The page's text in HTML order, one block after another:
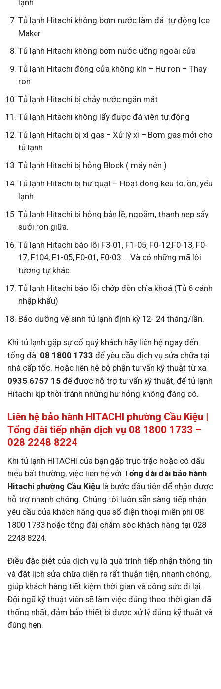
lạnh
Tủ lạnh Hitachi không bơm nước làm đá tự động Ice
Maker
Tủ lạnh Hitachi không bơm nước uống ngoài cửa
Tủ lạnh Hitachi đóng cửa không kín – Hư ron – Thay
ron
Tủ lạnh Hitachi bị chảy nước ngăn mát
Tủ lạnh Hitachi không lấy được đá viên tự động
Tủ lạnh Hitachi bị xì gas – Xử lý xì – Bơm gas mới cho
tủ lạnh
Tủ lạnh Hitachi bị hỏng Block ( máy nén )
Tủ lạnh Hitachi bị hư quạt – Hoạt động kêu to, ồn, yếu
lạnh
Tủ lạnh Hitachi bị hỏng bản lề, ngoằm, thanh nẹp sấy
sưởi ron giữa.
Tủ lạnh Hitachi báo lỗi F3-01, F1-05, F0-12,F0-13, F0-
17, F104, F1-05, F0-01, F0-03…. Và có những mã lỗi
tương tự khác.
Tủ lạnh Hitachi báo lỗi chớp đèn chìa khoá (Tủ 6 cánh
nhập khẩu)
Bảo dưỡng vệ sinh tủ lạnh định kỳ 12- 24 tháng/lần.
Khi tủ lạnh gặp sự cố quý khách hãy liên hệ ngay đến
tống đài 08 1800 1733 để yêu cầu dịch vụ sửa chữa tại
nhà cấp tốc. Hoặc liên hệ bộ phận tư vấn kỹ thuật từ xa
0935 6757 15 để được hỗ trợ tư vấn kỹ thuật, để tủ lạnh
Hitachi kịp thời tránh những hư hỏng không đáng có.
Liên hệ bảo hành HITACHI phường Cầu Kiệu |
Tổng đài tiếp nhận dịch vụ 08 1800 1733 –
028 2248 8224
Khi tủ lạnh HITACHI của bạn gặp trục trặc hoặc có dấu
hiệu bất thường, việc liên hệ với Tổng đài đài bảo hành
Hitachi phường Cầu Kiệu là bước đầu tiên để nhận được
hỗ trợ nhanh chóng. Chúng tôi luôn sẵn sàng tiếp nhận
yêu cầu của khách hàng qua số điện thoại miễn phí 08
1800 1733 hoặc tổng đài chăm sóc khách hàng tại 028
2248 8224.
Điều đặc biệt của dịch vụ là quá trình tiếp nhận thông tin
và đặt lịch sửa chữa diễn ra rất thuận tiện, nhanh chóng,
giúp khách hàng tiết kiệm thời gian và công sức đi lại.
Đội ngũ kỹ thuật viên sẽ làm việc đúng theo thời gian đã
thống nhất, đảm bảo thiết bị được xử lý đúng kỹ thuật và
đúng hẹn.